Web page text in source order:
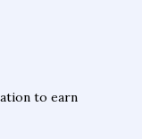
to earn